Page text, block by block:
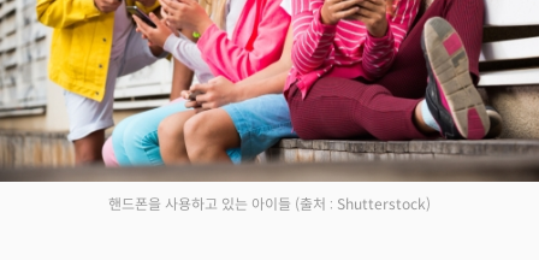
핸드폰을 사용하고 있는 아이들 (출처 : Shutterstock)